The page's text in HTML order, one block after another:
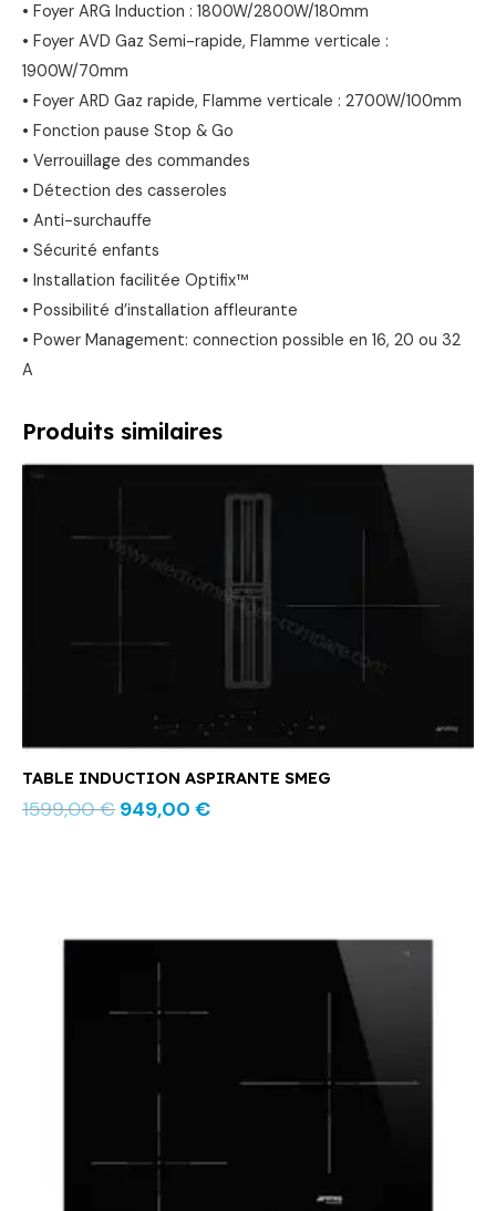
• Foyer ARG Induction : 1800W/2800W/180mm
• Foyer AVD Gaz Semi-rapide, Flamme verticale :
1900W/70mm
• Foyer ARD Gaz rapide, Flamme verticale : 2700W/100mm
• Fonction pause Stop & Go
• Verrouillage des commandes
• Détection des casseroles
• Anti-surchauffe
• Sécurité enfants
• Installation facilitée Optifix™
• Possibilité d’installation affleurante
• Power Management: connection possible en 16, 20 ou 32
A
Produits similaires
TABLE INDUCTION ASPIRANTE SMEG
1599,00€
Le
était :
1599,00 €.
949,00 €
Le
prix
initial
était :
599,00 €.
actuel